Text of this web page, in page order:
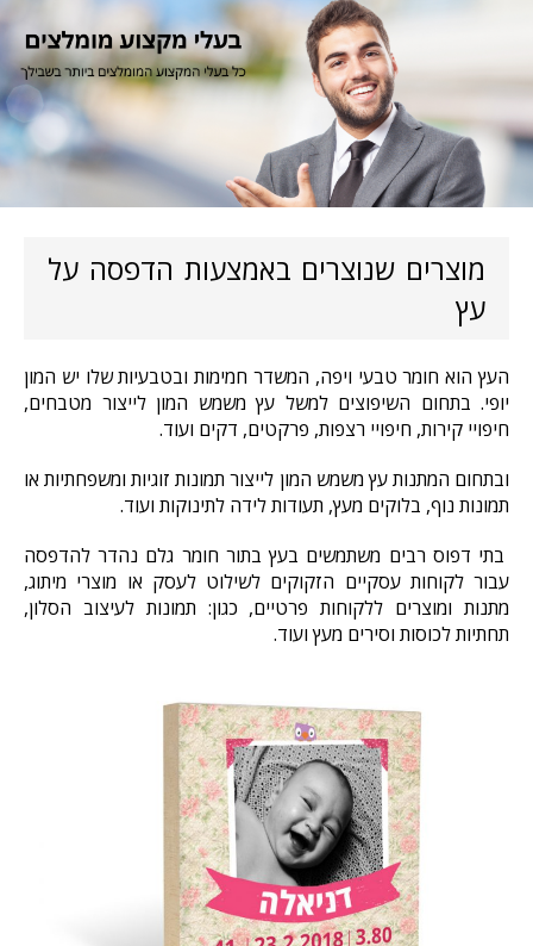
מוצרים שנוצרים באמצעות הדפסה על
עץ
העץ הוא חומר טבעי ויפה, המשדר חמימות ובטבעיות שלו יש המון
יופי. בתחום השיפוצים למשל עץ משמש המון לייצור מטבחים,
חיפויי קירות, חיפויי רצפות, פרקטים, דקים ועוד.
ובתחום המתנות עץ משמש המון לייצור תמונות זוגיות ומשפחתיות או
תמונות נוף, בלוקים מעץ, תעודות לידה לתינוקות ועוד.
בתי דפוס רבים משתמשים בעץ בתור חומר גלם נהדר להדפסה
עבור לקוחות עסקיים הזקוקים לשילוט לעסק או מוצרי מיתוג,
מתנות ומוצרים ללקוחות פרטיים, כגון: תמונות לעיצוב הסלון,
תחתיות לכוסות וסירים מעץ ועוד.